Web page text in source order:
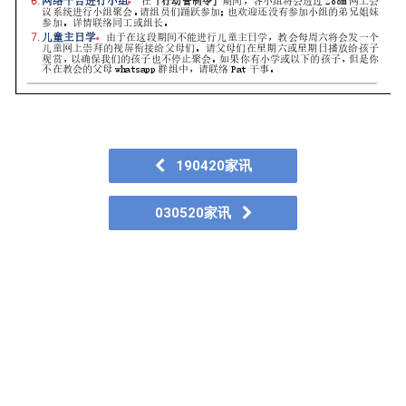
190420家讯
030520家讯